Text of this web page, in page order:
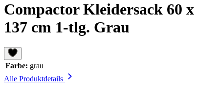
Compactor Kleidersack 60 x
137 cm 1-tlg. Grau
Farbe: grau
Alle Produktdetails